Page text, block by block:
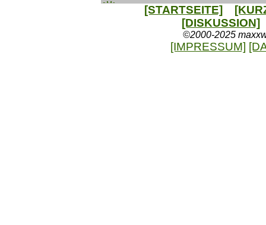
[STARTSEITE]
[DISKUSSION]
©2000-2025
[IMPRESSUM]